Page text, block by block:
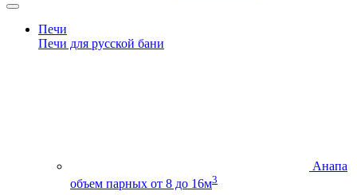
Печи
Печи для русской бани
Анапа
объем парных от 8 до 16м3